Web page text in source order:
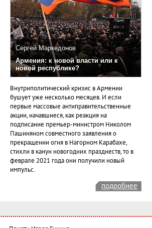
Сергей Маркедонов
Армения: к новой власти или к
новой республике?
Внутриполитический кризис в Армении
бушует уже несколько месяцев. И если
первые массовые антиправительственные
акции, начавшиеся, как реакция на
подписание премьер-министром Николом
Пашиняном совместного заявления о
прекращении огня в Нагорном Карабахе,
стихли в канун новогодних празднеств, то в
феврале 2021 года они получили новый
импульс.
подробнее